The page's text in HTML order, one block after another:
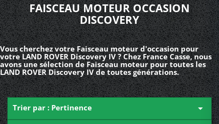
FAISCEAU MOTEUR OCCASION
DISCOVERY
Vous cherchez votre Faisceau moteur d'occasion pour
votre LAND ROVER Discovery IV ? Chez France Casse, nous
avons une sélection de Faisceau moteur pour toutes les
LAND ROVER Discovery IV de toutes générations.
Trier par : Pertinence 